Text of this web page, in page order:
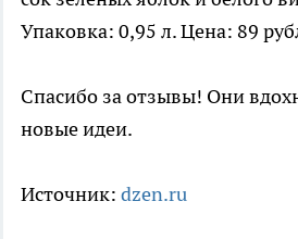
Упаковка: 0,95 л. Цена: 89
Спасибо за отзывы! Они
новые идеи.
Источник: dzen.ru